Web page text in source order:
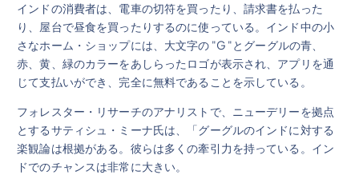
インドの消費者は、電車の切符を買ったり、請求書を払った
り、屋台で昼食を買ったりするのに使っている。インド中の小
さなホーム・ショップには、大文字の "G "とグーグルの青、
赤、黄、緑のカラーをあしらったロゴが表示され、アプリを通
じて支払いができ、完全に無料であることを示している。
フォレスター・リサーチのアナリストで、ニューデリーを拠点
とするサティシュ・ミーナ氏は、「グーグルのインドに対する
楽観論は根拠がある。彼らは多くの牽引力を持っている。イン
ドでのチャンスは非常に大きい。